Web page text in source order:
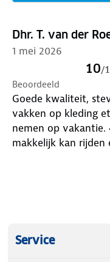
Dhr. T. van der
1 mei 2026
10/
Beoordeeld
Goede kwaliteit,
vakken op kleding
nemen op
makkelijk kan rijden
Service